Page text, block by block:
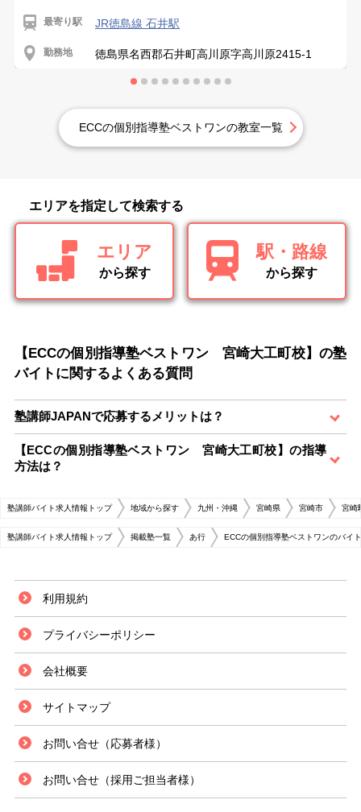
最寄り駅 JR徳島線 石井駅
勤務地 徳島県名西郡石井町高川原字高川原2415-1
ECCの個別指導塾ベストワンの教室一覧
エリアを指定して検索する
エリア
から探す
駅・路線
から探す
【ECCの個別指導塾ベストワン 宮崎大工町校】の塾
バイトに関するよくある質問
塾講師JAPANで応募するメリットは？
【ECCの個別指導塾ベストワン 宮崎大工町校】の指導
方法は？
塾講師バイト求人情報トップ 地域から探す 九州・沖縄 宮崎県 宮崎市 宮崎
塾講師バイト求人情報トップ 掲載塾一覧 あ行 ECCの個別指導塾ベストワンのバイ
利用規約
プライバシーポリシー
会社概要
サイトマップ
お問い合せ（応募者様）
お問い合せ（採用ご担当者様）